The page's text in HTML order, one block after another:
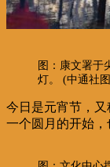
图：康文署于
灯。 (中通社
今日是元宵节，
一个圆月的开始，